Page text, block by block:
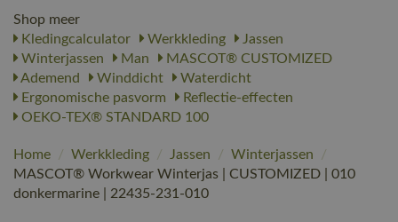
Shop meer
Kledingcalculator
Werkkleding
Jassen
Winterjassen
Man
MASCOT® CUSTOMIZED
Ademend
Winddicht
Waterdicht
Ergonomische pasvorm
Reflectie-effecten
OEKO-TEX® STANDARD 100
Home / Werkkleding / Jassen / Winterjassen
/
MASCOT® Workwear Winterjas | CUSTOMIZED | 010
donkermarine | 22435-231-010